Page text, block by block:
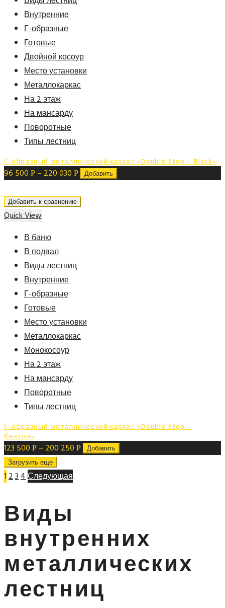
Внутренние
Г-образные
Готовые
Двойной косоур
Место установки
Металлокаркас
На 2 этаж
На мансарду
Поворотные
Типы лестниц
Г-образный металлический каркас «Double Step – Black»
96 500 Р – 220 030 Р Добавить
Добавить к сравнению
Quick View
В баню
В подвал
Виды лестниц
Внутренние
Г-образные
Готовые
Место установки
Металлокаркас
Монокосоур
На 2 этаж
На мансарду
Поворотные
Типы лестниц
Г-образный металлический каркас «Double Step –
Кантри»
123 500 Р – 200 250 Р
Добавить
Загрузить еще
1234Следующая
Виды
внутренних
металлических
лестниц